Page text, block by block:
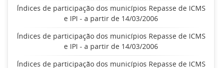
Índices de participação dos municípios Repasse de ICMS
e IPI - a partir de 14/03/2006
Índices de participação dos municípios Repasse de ICMS
e IPI - a partir de 14/03/2006
Índices de participação dos municípios Repasse de ICMS